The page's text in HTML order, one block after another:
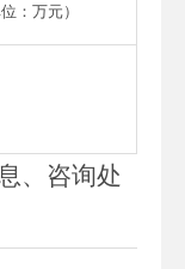
：万元）
、咨询处